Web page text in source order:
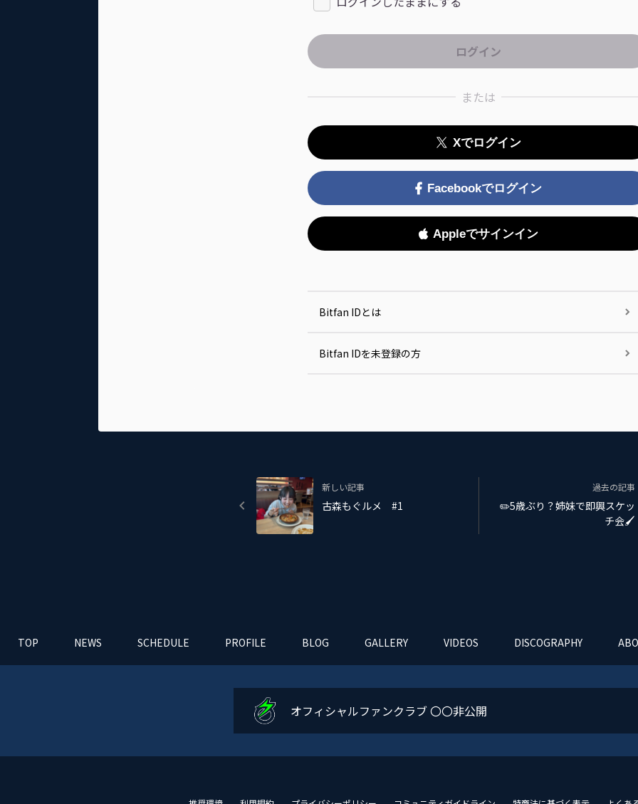
または
Xでログイン
Facebookでログイン
Appleでサインイン
Bitfan IDとは
Bitfan IDを未登録の方
新しい記事
古森もぐルメ #1
過去の記事
✏️5歳ぶり？姉妹で即興スケッ
チ会🖌️
TOP NEWS SCHEDULE PROFILE BLOG GALLERY VIDEOS DISCOGRAPHY
オフィシャルファンクラブ 〇〇非公開